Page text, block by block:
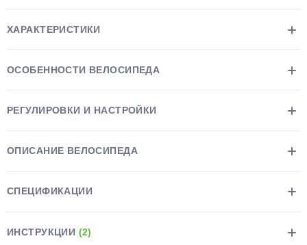
ХАРАКТЕРИСТИКИ
ОСОБЕННОСТИ ВЕЛОСИПЕДА
РЕГУЛИРОВКИ И НАСТРОЙКИ
ОПИСАНИЕ ВЕЛОСИПЕДА
СПЕЦИФИКАЦИИ
ИНСТРУКЦИИ (2)